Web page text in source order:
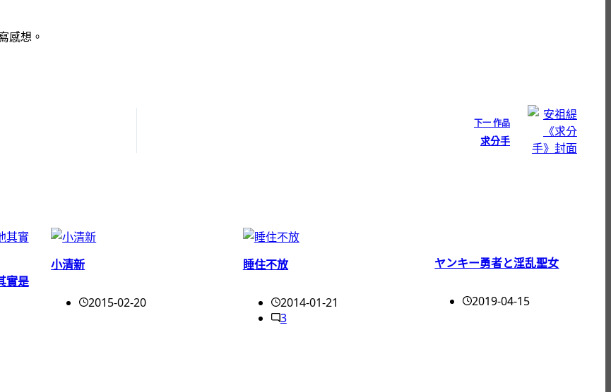
感想。
下一作品
求分手
實是
小清新
2015-02-20
睡住不放
2014-01-21
3
ヤンキー勇者と淫乱聖女
2019-04-15